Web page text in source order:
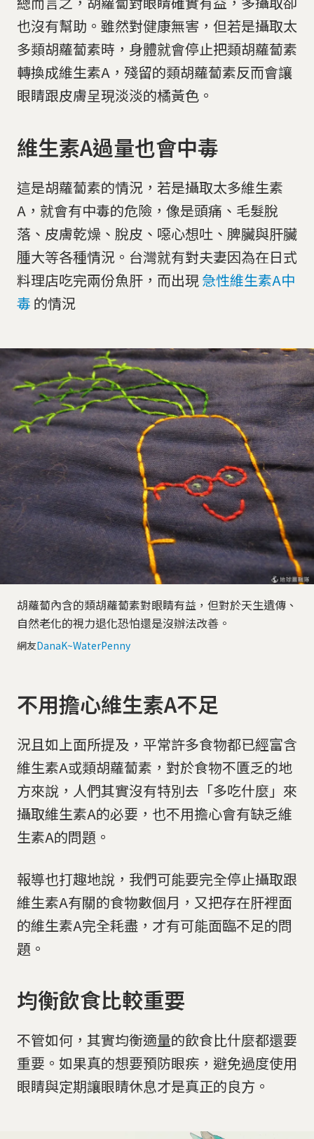
也沒有幫助。雖然對健康無害，但若是攝取太
多類胡蘿蔔素時，身體就會停止把類胡蘿蔔素
轉換成維生素A，殘留的類胡蘿蔔素反而會讓
眼睛跟皮膚呈現淡淡的橘黃色。
維生素A過量也會中毒
這是胡蘿蔔素的情況，若是攝取太多維生素
A，就會有中毒的危險，像是頭痛、毛髮脫
落、皮膚乾燥、脫皮、噁心想吐、脾臟與肝臟
腫大等各種情況。台灣就有對夫妻因為在日式
料理店吃完兩份魚肝，而出現急性維生素A中
毒 的情況
胡蘿蔔內含的類胡蘿蔔素對眼睛有益，但對於天生遺傳、
自然老化的視力退化恐怕還是沒辦法改善。
網友DanaK~WaterPenny
不用擔心維生素A不足
況且如上面所提及，平常許多食物都已經富含
維生素A或類胡蘿蔔素，對於食物不匱乏的地
方來說，人們其實沒有特別去「多吃什麼」來
攝取維生素A的必要，也不用擔心會有缺乏維
生素A的問題。
報導也打趣地說，我們可能要完全停止攝取跟
維生素A有關的食物數個月，又把存在肝裡面
的維生素A完全耗盡，才有可能面臨不足的問
題。
均衡飲食比較重要
不管如何，其實均衡適量的飲食比什麼都還要
重要。如果真的想要預防眼疾，避免過度使用
眼睛與定期讓眼睛休息才是真正的良方。